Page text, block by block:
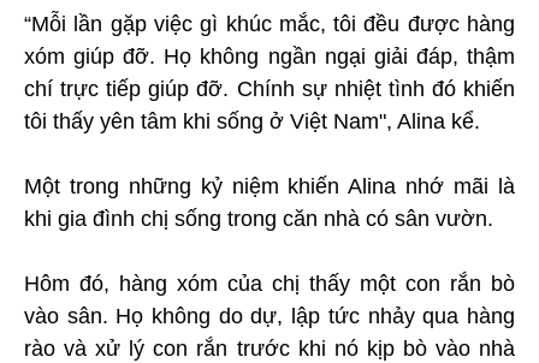
“Mỗi lần gặp việc gì khúc mắc, tôi đều được hàng
xóm giúp đỡ. Họ không ngần ngại giải đáp, thậm
chí trực tiếp giúp đỡ. Chính sự nhiệt tình đó khiến
tôi thấy yên tâm khi sống ở Việt Nam", Alina kể.
Một trong những kỷ niệm khiến Alina nhớ mãi là
khi gia đình chị sống trong căn nhà có sân vườn.
Hôm đó, hàng xóm của chị thấy một con rắn bò
vào sân. Họ không do dự, lập tức nhảy qua hàng
rào và xử lý con rắn trước khi nó kịp bò vào nhà